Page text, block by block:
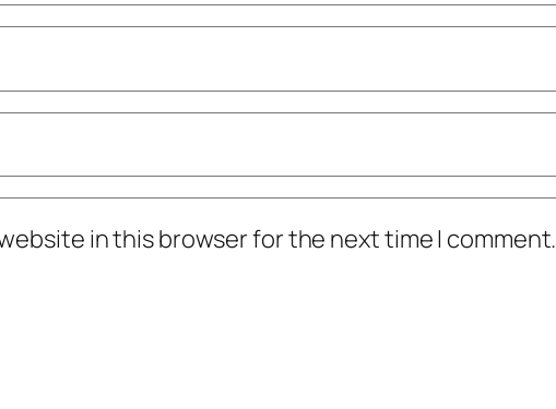
in this browser for the next time I comment.